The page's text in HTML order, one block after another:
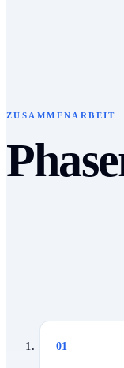
ZUSAMMENARBEIT
01